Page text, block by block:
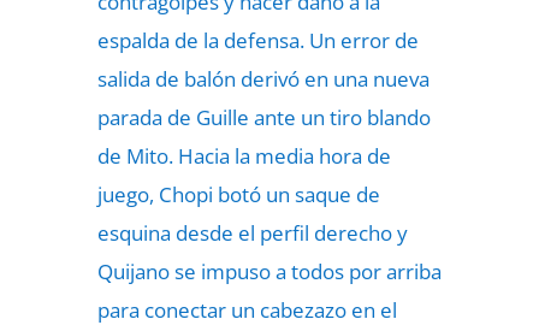
espalda de la defensa. Un error de
salida de balón derivó en una nueva
parada de Guille ante un tiro blando
de Mito. Hacia la media hora de
juego, Chopi botó un saque de
esquina desde el perfil derecho y
Quijano se impuso a todos por arriba
para conectar un cabezazo en el